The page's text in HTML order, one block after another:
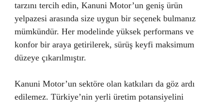
tarzını tercih edin, Kanuni Motor’un geniş ürün
yelpazesi arasında size uygun bir seçenek bulmanız
mümkündür. Her modelinde yüksek performans ve
konfor bir araya getirilerek, sürüş keyfi maksimum
düzeye çıkarılmıştır.
Kanuni Motor’un sektöre olan katkıları da göz ardı
edilemez. Türkiye’nin yerli üretim potansiyelini